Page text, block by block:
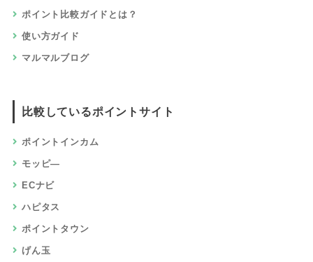
ポイント比較ガイドとは？
使い方ガイド
マルマルブログ
比較しているポイントサイト
ポイントインカム
モッピ―
ECナビ
ハピタス
ポイントタウン
げん玉